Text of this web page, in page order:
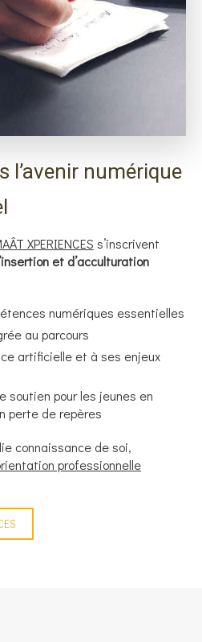
l’avenir numérique
XPERIENCES s’inscrivent
et d’acculturation
numériques essentielles
au parcours
artificielle et à ses enjeux
soutien pour les jeunes en
perte de repères
connaissance de soi,
professionnelle